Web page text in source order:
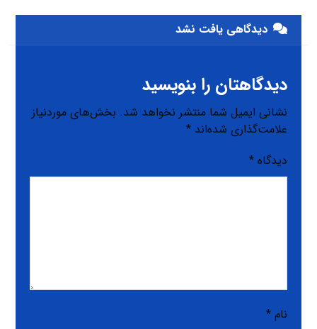
دیدگاهی یافت نشد
دیدگاهتان را بنویسید
نشانی ایمیل شما منتشر نخواهد شد. بخش‌های موردنیاز
علامت‌گذاری شده‌اند*
دیدگاه*
نام*